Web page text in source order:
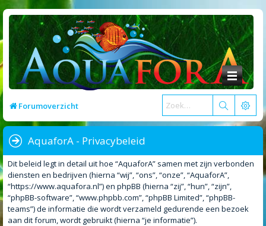
Forumoverzicht
AquaforA - Privacybeleid
Dit beleid legt in detail uit hoe “AquaforA” samen met zijn verbonden
diensten en bedrijven (hierna “wij”, “ons”, “onze”, “AquaforA”,
“https://www.aquafora.nl”) en phpBB (hierna “zij”, “hun”, “zijn”,
“phpBB-software”, “www.phpbb.com”, “phpBB Limited”, “phpBB-
teams”) de informatie die wordt verzameld gedurende een bezoek
aan dit forum, wordt gebruikt (hierna “je informatie”).